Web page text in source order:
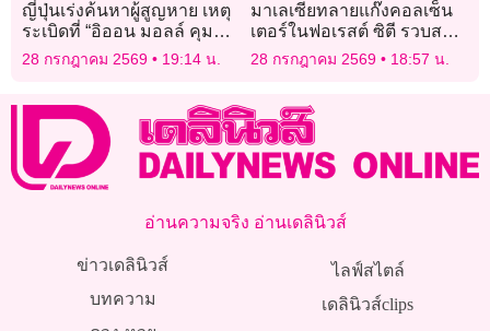
ญี่ปุ่นเร่งค้นหาผู้สูญหาย เหตุ
ระเบิดที่ “อิออน มอลล์ คุมา
โมโตะ” หลังแผ่นดินไหว
28 กรกฎาคม 2569 19:14 น.
มาเลเซียทลายแก๊งคอลเซ็น
เตอร์ในฟอเรสต์ ซิตี รวบส
แกมเมอร์ 335 คน ส่วนใหญ่
ชาวจีน
28 กรกฎาคม 2569 18:57 น.
อ่านความจริง อ่านเดลินิวส์
ข่าวเดลินิวส์
บทความ
ไลฟ์สไตล์
เดลินิวส์clips